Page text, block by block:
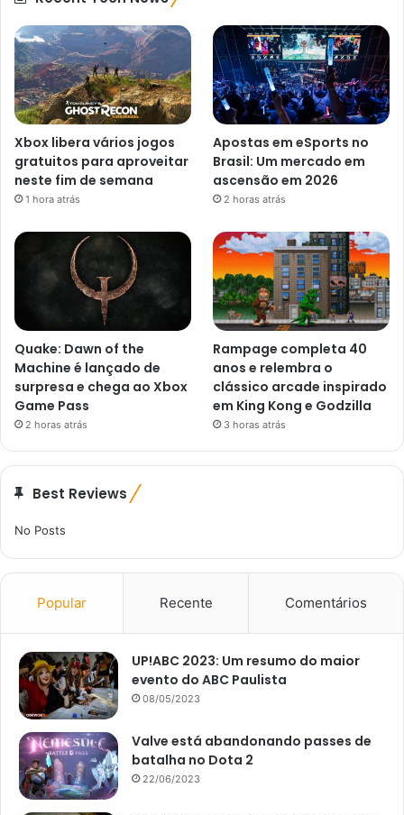
Xbox libera vários jogos
gratuitos para aproveitar
neste fim de semana
1 hora atrás
Apostas em eSports no
Brasil: Um mercado em
ascensão em 2026
2 horas atrás
Quake: Dawn of the
Machine é lançado de
surpresa e chega ao Xbox
Game Pass
2 horas atrás
Rampage completa 40
anos e relembra o
clássico arcade inspirado
em King Kong e Godzilla
3 horas atrás
Best Reviews
No Posts
Popular Recente Comentários
UP!ABC 2023: Um resumo do maior
evento do ABC Paulista
08/05/2023
Valve está abandonando passes de
batalha no Dota 2
22/06/2023